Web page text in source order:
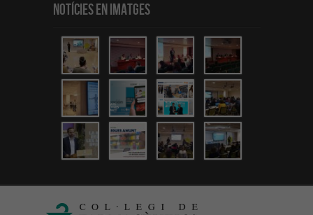
Notícies en Imatges